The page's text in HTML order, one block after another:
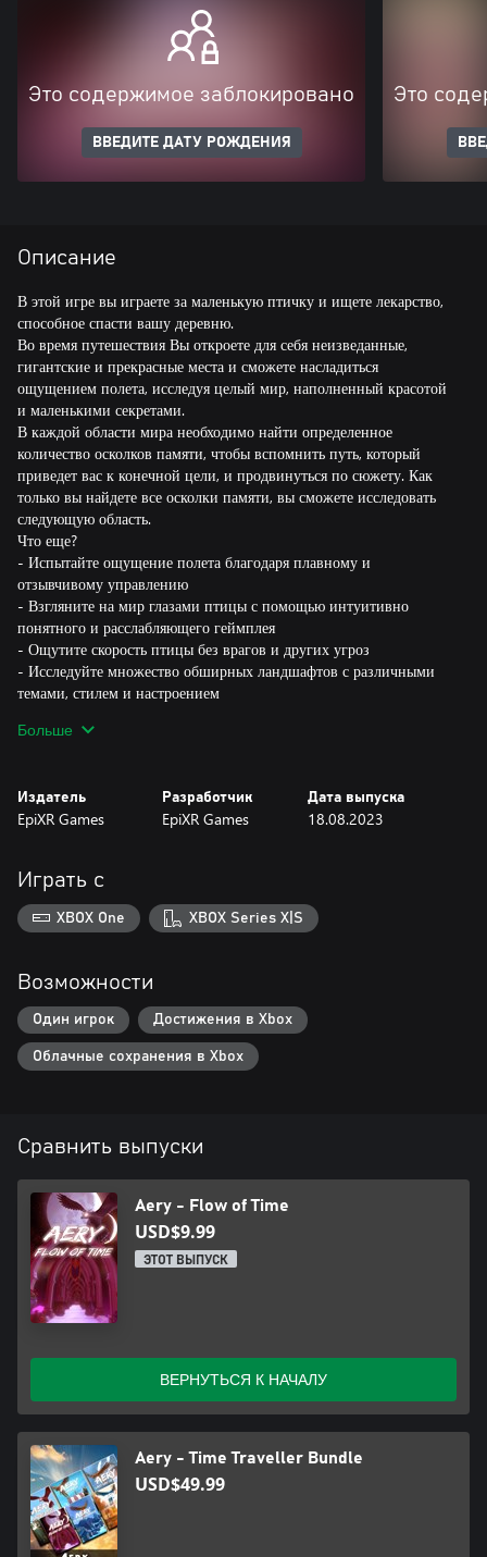
Это содержимое заблокировано
ВВЕДИТЕ ДАТУ РОЖДЕНИЯ
Это
Описание
В этой игре вы играете за маленькую птичку и ищете лекарство,
способное спасти вашу деревню.
Во время путешествия Вы откроете для себя неизведанные,
гигантские и прекрасные места и сможете насладиться
ощущением полета, исследуя целый мир, наполненный красотой
и маленькими секретами.
В каждой области мира необходимо найти определенное
количество осколков памяти, чтобы вспомнить путь, который
приведет вас к конечной цели, и продвинуться по сюжету. Как
только вы найдете все осколки памяти, вы сможете исследовать
следующую область.
Что еще?
- Испытайте ощущение полета благодаря плавному и
отзывчивому управлению
- Взгляните на мир глазами птицы с помощью интуитивно
понятного и расслабляющего геймплея
- Ощутите скорость птицы без врагов и других угроз
- Исследуйте множество обширных ландшафтов с различными
темами, стилем и настроением
- Собирайте осколки памяти, чтобы открыть следующую область
- Наслаждайтесь красивыми яркими цветами с интересными и
разнообразными цветовыми темами в каждой области
сюрпризов на своем пути
Больше
Издатель
EpiXR Games
Разработчик
EpiXR Games
Дата выпуска
18.08.2023
Играть с
XBOX One XBOX Series X|S
Возможности
Один игрок Достижения в Xbox
Облачные сохранения в Xbox
Сравнить выпуски
Aery - Flow of Time
USD$9.99
ЭТОТ ВЫПУСК
ВЕРНУТЬСЯ К НАЧАЛУ
Aery - Time Traveller Bundle
USD$49.99